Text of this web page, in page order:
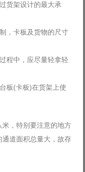
货架设计的最大承
，卡板及货物的尺寸
程中，应尽量轻拿轻
板(卡板)在货架上使
，特别要注意的地方
道面积总量大，故存